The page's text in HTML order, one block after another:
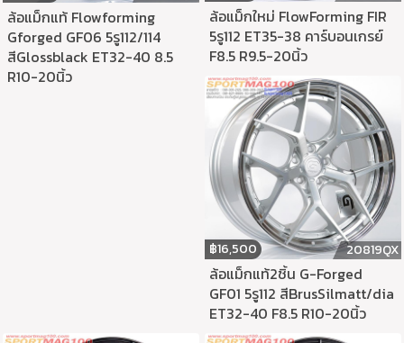
ล้อแม็กแท้ Flowforming
Gforged GF06 5รู112/114
สีGlossblack ET32-40 8.5
R10-20นิ้ว
ล้อแม็กใหม่ FlowForming FIR
5รู112 ET35-38 คาร์บอนเกรย์
F8.5 R9.5-20นิ้ว
฿16,500 20819QX
ล้อแม็กแท้2ชิ้น G-Forged
GF01 5รู112 สีBrusSilmatt/dia
ET32-40 F8.5 R10-20นิ้ว